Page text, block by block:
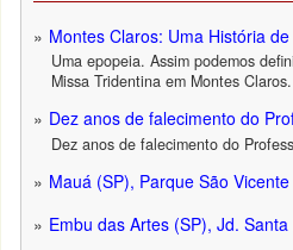
Montes Claros: Uma História
Uma epopeia. Assim podemos
Missa Tridentina em Montes Claros.
Dez anos de falecimento do
Dez anos de falecimento do
Mauá (SP), Parque São Vicente
Embu das Artes (SP), Jd. Santa